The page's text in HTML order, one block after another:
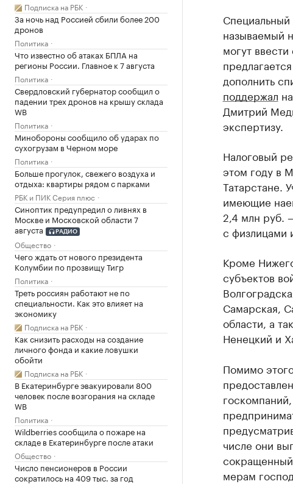
Подписка на РБК
За ночь над Россией сбили более 200
дронов
Политика
Что известно об атаках БПЛА на
регионы России. Главное к 7 августа
Политика
Свердловский губернатор сообщил о
падении трех дронов на крышу склада
WB
Политика
Минобороны сообщило об ударах по
сухогрузам в Черном море
Политика
Больше прогулок, свежего воздуха и
отдыха: квартиры рядом с парками
РБК и ПИК Серия плюс
Синоптик предупредил о ливнях в
Москве и Московской области 7
августа
РАДИО
Общество
Чего ждать от нового президента
Колумбии по прозвищу Тигр
Политика
Треть россиян работают не по
специальности. Как это влияет на
экономику
Подписка на РБК
Как снизить расходы на создание
личного фонда и какие ловушки
обойти
Подписка на РБК
В Екатеринбурге эвакуировали 800
человек после возгорания на складе
WB
Политика
Wildberries сообщила о пожаре на
складе в Екатеринбурге после атаки
Общество
Число пенсионеров в России
сократилось на 409 тыс. за год
называемый
могут
дополнить
поддержал
Дмитрий
экспертизу.
Налоговый
этом году в
Татарстане.
имеющие
2,4 млн руб.
с физлицами
Кроме
субъектов
Самарская,
области, а
Ненецкий и
Помимо
числе они
сокращенный
мерам